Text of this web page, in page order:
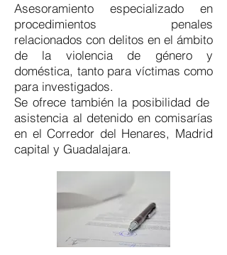
Asesoramiento especializado en
procedimientos penales
relacionados con delitos en el ámbito
de la violencia de género y
doméstica, tanto para víctimas como
para investigados.
Se ofrece también la posibilidad de
asistencia al detenido en comisarías
en el Corredor del Henares, Madrid
capital y Guadalajara.